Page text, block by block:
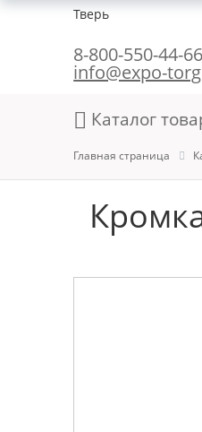
Тверь
8-800-550-44-66
info@expo-
Каталог
Главная страница